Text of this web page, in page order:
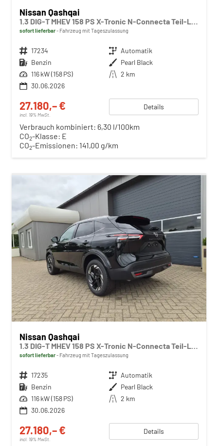
Nissan Qashqai
1.3 DIG-T MHEV 158 PS X-Tronic N-Connecta Teil-Leder PanoGlasdach Klimaautomatik Sitzheizung Lenkradheizung Navi ACC PDC v+h 360°Kamera DAB Bluetooth Touchscreen Apple CarPlay Android Auto 18"LM
sofort lieferbar Fahrzeug mit Tageszulassung
Fahrzeugnr. 17234 Getriebe Automatik
Kraftstoff Benzin Außenfarbe Pearl Black
Leistung 116 kW (158 PS) Kilometerstand 2 km
30.06.2026
27.180,– €
incl. 19% MwSt.
Details
Verbrauch kombiniert: 6,30 l/100km
CO2-Klasse: E
CO2-Emissionen: 141,00 g/km
Nissan Qashqai
1.3 DIG-T MHEV 158 PS X-Tronic N-Connecta Teil-Leder PanoGlasdach Klimaautomatik Sitzheizung Lenkradheizung Navi ACC PDC v+h 360°Kamera DAB Bluetooth Touchscreen Apple CarPlay Android Auto 18"LM
sofort lieferbar Fahrzeug mit Tageszulassung
Fahrzeugnr. 17235 Getriebe Automatik
Kraftstoff Benzin Außenfarbe Pearl Black
Leistung 116 kW (158 PS) Kilometerstand 2 km
30.06.2026
27.180,– €
incl. 19% MwSt.
Details